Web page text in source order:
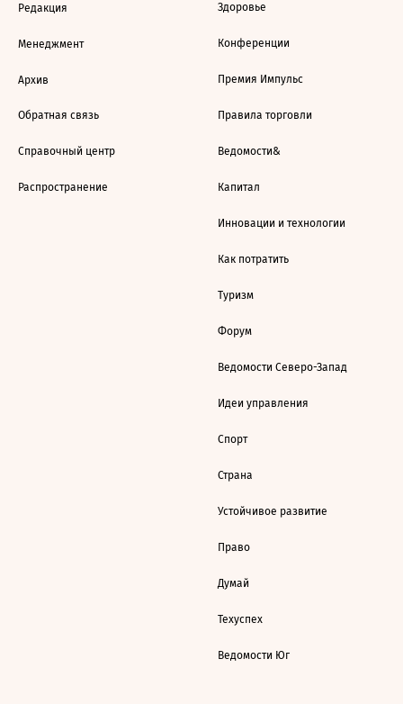
Редакция
Менеджмент
Архив
Обратная связь
Справочный центр
Распространение
Здоровье
Конференции
Премия Импульс
Правила торговли
Ведомости&
Капитал
Инновации и технологии
Как потратить
Туризм
Форум
Ведомости Северо-Запад
Идеи управления
Спорт
Страна
Устойчивое развитие
Право
Думай
Техуспех
Ведомости Юг